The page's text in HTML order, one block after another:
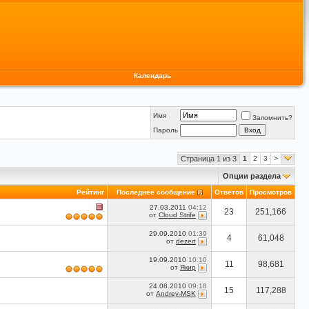
Календарь
Имя
Запомнить?
Пароль
Страница 1 из 3 1 2 3 >
Опции раздела
Рейтинг Последнее сообщение Ответов Просмотров
27.03.2011 04:12
от Cloud Strife 23 251,166
29.09.2010 01:39
от dezert 4 61,048
19.09.2010 10:10
от Якир 11 98,681
24.08.2010 09:18
от Andrey-MSK 15 117,288